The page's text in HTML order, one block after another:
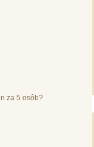
za 5 osôb?